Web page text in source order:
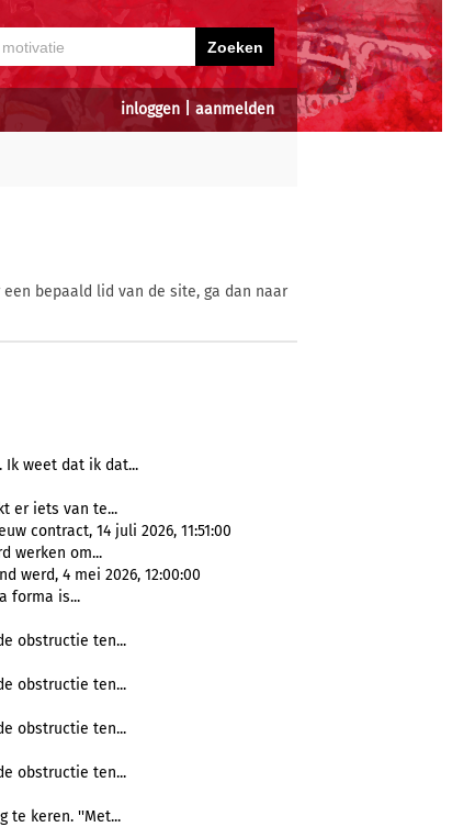
inloggen aanmelden
bepaald lid van de site, ga dan naar
Ik weet dat ik dat...
er iets van te...
contract, 14 juli 2026, 11:51:00
werken om...
werd, 4 mei 2026, 12:00:00
forma is...
obstructie ten...
obstructie ten...
obstructie ten...
obstructie ten...
te keren. ''Met...